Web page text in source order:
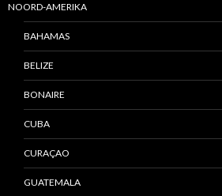
NOORD-AMERIKA
BAHAMAS
BELIZE
BONAIRE
CUBA
CURAÇAO
GUATEMALA